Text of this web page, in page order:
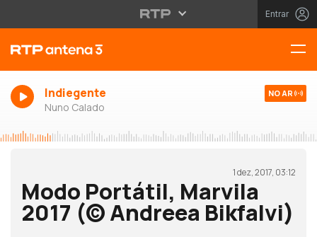
Entrar
Indiegente
Nuno Calado
NO AR
1 dez, 2017, 03:12
Modo Portátil, Marvila
2017 (© Andreea Bikfalvi)